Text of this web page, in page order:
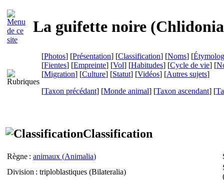
La guifette noire (
[Photos] [Présentation] [Classification] [Noms] [
[Fientes] [Empreinte] [Vol] [Habitudes] [Cycle de vie] [
[Migration] [Culture] [Statut] [Vidéos] [Autres sujets]
[Taxon précédant] [Monde animal] [Taxon ascendant] [
Classification
Règne : animaux (Animalia)
Division : triploblastiques (Bilateralia)